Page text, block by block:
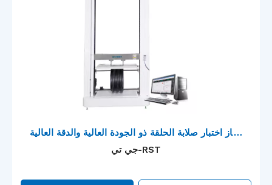
جهاز اختبار صلابة الحلقة ذو الجودة العالية والدقة العالية
مع شهادة CE
جي تي-RST